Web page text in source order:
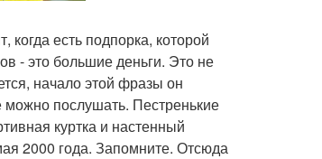
есть подпорка, которой
- это большие деньги. Это не
начало этой фразы он
послушать. Пестренькие
куртка и настенный
2000 года. Запомните. Отсюда